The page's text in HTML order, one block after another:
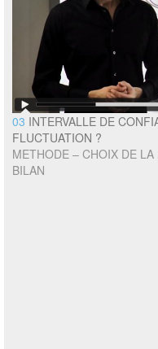
03 INTERVALLE DE
FLUCTUATION ?
METHODE – CHOIX DE
BILAN